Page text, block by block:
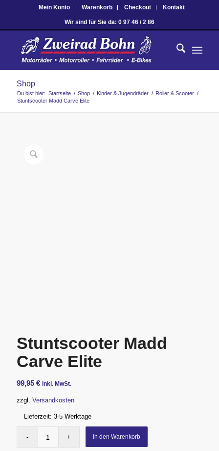
Mein Konto Warenkorb Checkout Kontakt
Wir sind für Sie da: 0 97 46 / 2 86
Shop
Du bist hier: Startseite / Shop / Kinder & Jugendräder / Roller & Scooter /
Stuntscooter Madd Carve Elite
Stuntscooter Madd
Carve Elite
99,95 € inkl. MwSt.
zzgl. Versandkosten
Lieferzeit: 3-5 Werktage
In den Warenkorb